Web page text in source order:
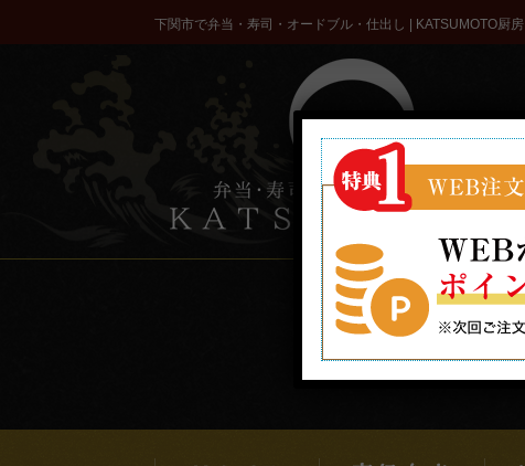
下関市で弁当・寿司・オードブル・仕出し | KATSUMOTO厨房